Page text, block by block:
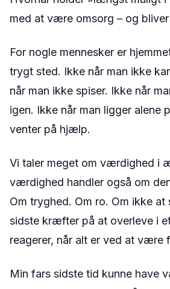
med at være omsorg – og
For nogle mennesker er
trygt sted. Ikke når man ikke
når man ikke spiser. Ikke når
igen. Ikke når man ligger alene
venter på hjælp.
Vi taler meget om værdighed i
værdighed handler også om
Om tryghed. Om ro. Om ikke at
sidste kræfter på at overleve i
reagerer, når alt er ved at være
Min fars sidste tid kunne have